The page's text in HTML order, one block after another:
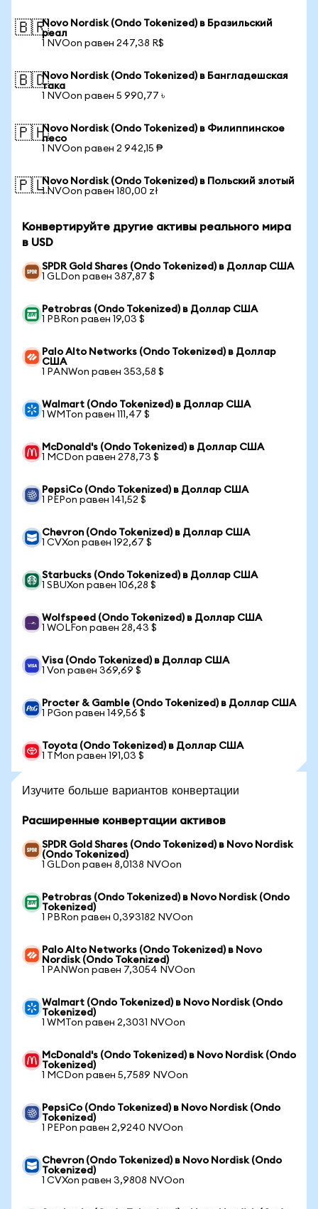
🇧🇷Novo Nordisk (Ondo Tokenized) в Бразильский
реал
1 NVOon равен 247,38 R$
🇧🇩Novo Nordisk (Ondo Tokenized) в Бангладешская
така
1 NVOon равен 5 990,77 ৳
🇵🇭Novo Nordisk (Ondo Tokenized) в Филиппинское
песо
1 NVOon равен 2 942,15 ₱
🇵🇱Novo Nordisk (Ondo Tokenized) в Польский злотый
1 NVOon равен 180,00 zł
Конвертируйте другие активы реального мира
в USD
SPDR Gold Shares (Ondo Tokenized) в Доллар США
1 GLDon равен 387,87 $
Petrobras (Ondo Tokenized) в Доллар США
1 PBRon равен 19,03 $
Palo Alto Networks (Ondo Tokenized) в Доллар
США
1 PANWon равен 353,58 $
Walmart (Ondo Tokenized) в Доллар США
1 WMTon равен 111,47 $
McDonald's (Ondo Tokenized) в Доллар США
1 MCDon равен 278,73 $
PepsiCo (Ondo Tokenized) в Доллар США
1 PEPon равен 141,52 $
Chevron (Ondo Tokenized) в Доллар США
1 CVXon равен 192,67 $
Starbucks (Ondo Tokenized) в Доллар США
1 SBUXon равен 106,28 $
Wolfspeed (Ondo Tokenized) в Доллар США
1 WOLFon равен 28,43 $
Visa (Ondo Tokenized) в Доллар США
1 Von равен 369,69 $
Procter & Gamble (Ondo Tokenized) в Доллар США
1 PGon равен 149,56 $
Toyota (Ondo Tokenized) в Доллар США
1 TMon равен 191,03 $
Изучите больше вариантов конвертации
Расширенные конвертации активов
SPDR Gold Shares (Ondo Tokenized) в Novo Nordisk
(Ondo Tokenized)
1 GLDon равен 8,0138 NVOon
Petrobras (Ondo Tokenized) в Novo Nordisk (Ondo
Tokenized)
1 PBRon равен 0,393182 NVOon
Palo Alto Networks (Ondo Tokenized) в Novo
Nordisk (Ondo Tokenized)
1 PANWon равен 7,3054 NVOon
Walmart (Ondo Tokenized) в Novo Nordisk (Ondo
Tokenized)
1 WMTon равен 2,3031 NVOon
McDonald's (Ondo Tokenized) в Novo Nordisk (Ondo
Tokenized)
1 MCDon равен 5,7589 NVOon
PepsiCo (Ondo Tokenized) в Novo Nordisk (Ondo
Tokenized)
1 PEPon равен 2,9240 NVOon
Chevron (Ondo Tokenized) в Novo Nordisk (Ondo
Tokenized)
1 CVXon равен 3,9808 NVOon